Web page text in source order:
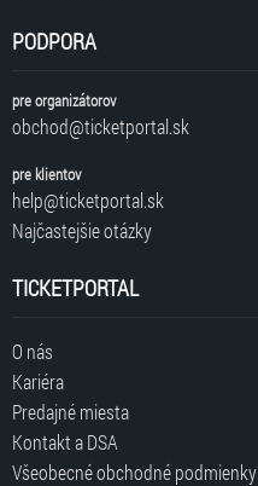
PODPORA
pre organizátorov
obchod@ticketportal.sk
pre klientov
help@ticketportal.sk
Najčastejšie otázky
TICKETPORTAL
O nás
Kariéra
Predajné miesta
Kontakt a DSA
Všeobecné obchodné podmienky